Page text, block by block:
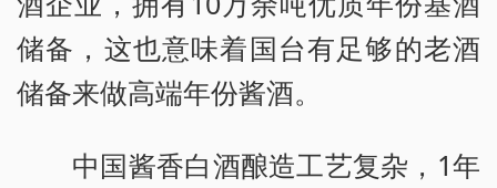
储备，这也意味着国台有足够的老酒
储备来做高端年份酱酒。
中国酱香白酒酿造工艺复杂，1年